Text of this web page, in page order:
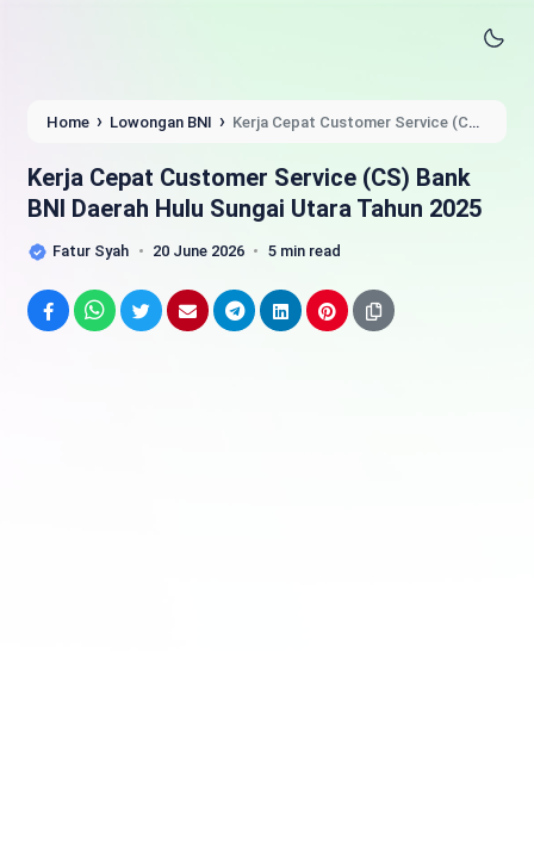
Home › Lowongan BNI › Kerja Cepat Customer Service (CS)
Kerja Cepat Customer Service (CS) Bank
BNI Daerah Hulu Sungai Utara Tahun 2025
Fatur Syah 20 June 2026 5 min read